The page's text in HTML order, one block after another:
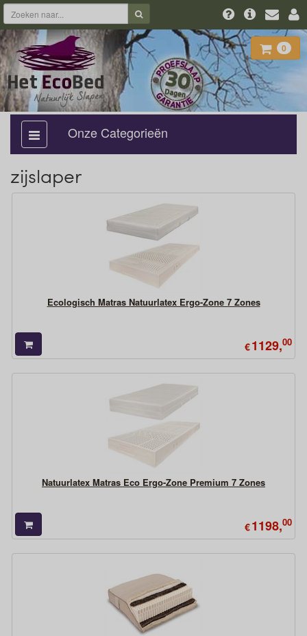
0
categorie
aan,
Onze Categorieën
zijslaper
Ecologisch Matras Natuurlatex Ergo-Zone 7 Zones
€1129,00
Natuurlatex Matras Eco Ergo-Zone Premium 7 Zones
€1198,00